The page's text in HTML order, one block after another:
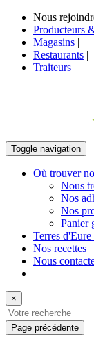
Nous
Producteurs
Magasins |
Restaurants |
Traiteurs
Toggle navigation
Où trouver
Nous
Nos
Nos
Panier
Terres
Nos recettes
Nous
×
Page précédente